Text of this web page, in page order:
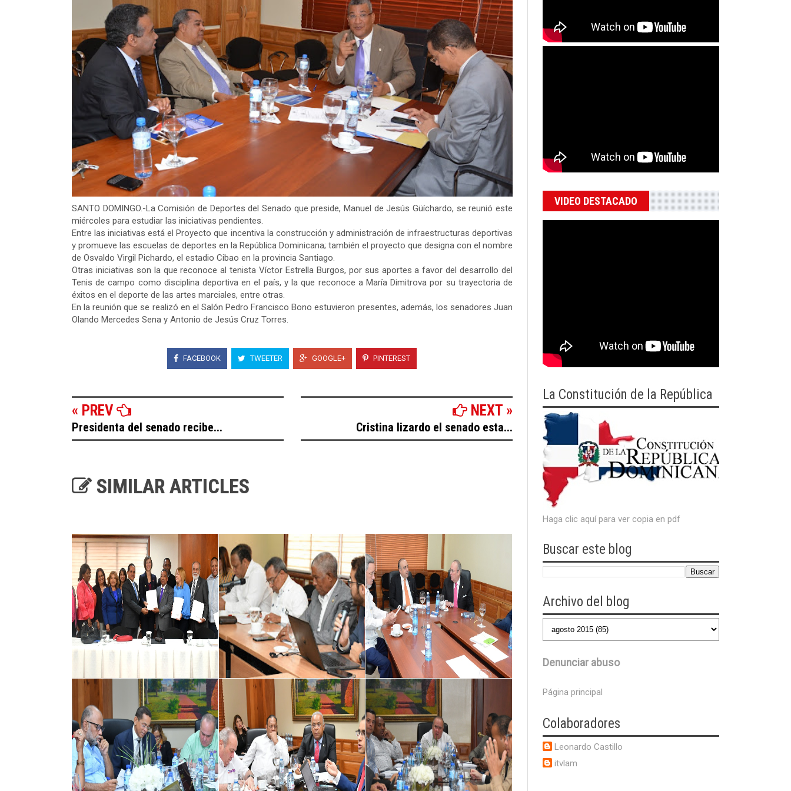
SANTO DOMINGO.-La Comisión de Deportes del Senado que preside, Manuel de Jesús Güíchardo, se reunió este
miércoles para estudiar las iniciativas pendientes.
Entre las iniciativas está el Proyecto que incentiva la construcción y administración de infraestructuras deportivas
y promueve las escuelas de deportes en la República Dominicana; también el proyecto que designa con el nombre
de Osvaldo Virgil Pichardo, el estadio Cibao en la provincia Santiago.
Otras iniciativas son la que reconoce al tenista Víctor Estrella Burgos, por sus aportes a favor del desarrollo del
Tenis de campo como disciplina deportiva en el país, y la que reconoce a María Dimitrova por su trayectoria de
éxitos en el deporte de las artes marciales, entre otras.
En la reunión que se realizó en el Salón Pedro Francisco Bono estuvieron presentes, además, los senadores Juan
Olando Mercedes Sena y Antonio de Jesús Cruz Torres.
FACEBOOK TWEETER GOOGLE+ PINTEREST
« PREV
Presidenta del senado recibe...
NEXT »
Cristina lizardo el senado esta...
SIMILAR ARTICLES
VIDEO DESTACADO
La Constitución de la República
Haga clic aquí para ver copia en pdf
Buscar este blog
Archivo del blog
Denunciar abuso
Página principal
Colaboradores
Leonardo Castillo
itvlam